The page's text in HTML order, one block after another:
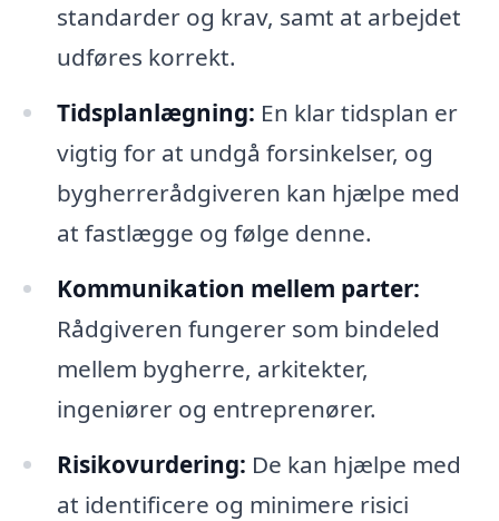
standarder og krav, samt at arbejdet
udføres korrekt.
Tidsplanlægning: En klar tidsplan er
vigtig for at undgå forsinkelser, og
bygherrerådgiveren kan hjælpe med
at fastlægge og følge denne.
Kommunikation mellem parter:
Rådgiveren fungerer som bindeled
mellem bygherre, arkitekter,
ingeniører og entreprenører.
Risikovurdering: De kan hjælpe med
at identificere og minimere risici